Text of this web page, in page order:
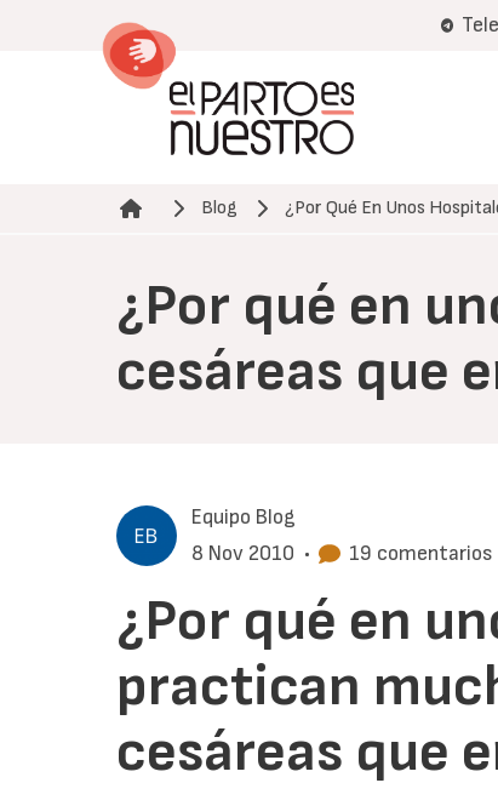
Ruta de navegación
Blog ¿Por Qué En Unos
¿Por qué en
cesáreas que
Equipo Blog
8 Nov 2010 • 19 comentarios
¿Por qué en
practican
cesáreas que